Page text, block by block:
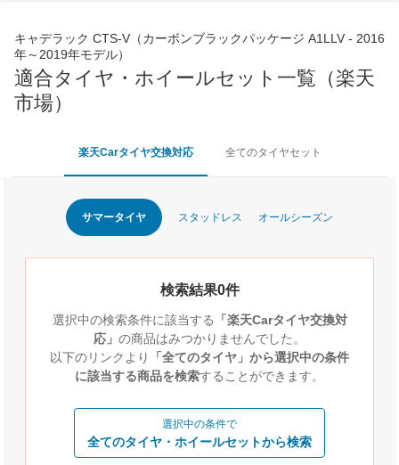
キャデラック CTS-V（カーボンブラックパッケージ A1LLV - 2016
年～2019年モデル）
適合タイヤ・ホイールセット一覧（楽天
市場）
楽天Carタイヤ交換対応 全てのタイヤセット
サマータイヤ スタッドレス オールシーズン
検索結果0件
選択中の検索条件に該当する 「楽天Carタイヤ交換対
応」 の商品はみつかりませんでした。
以下のリンクより
「全てのタイヤ」から選択中の条件
に該当する商品を検索することができます。
選択中の条件で
全てのタイヤ・ホイールセットから検索